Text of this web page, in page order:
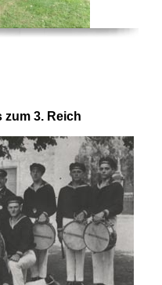
zum 3. Reich